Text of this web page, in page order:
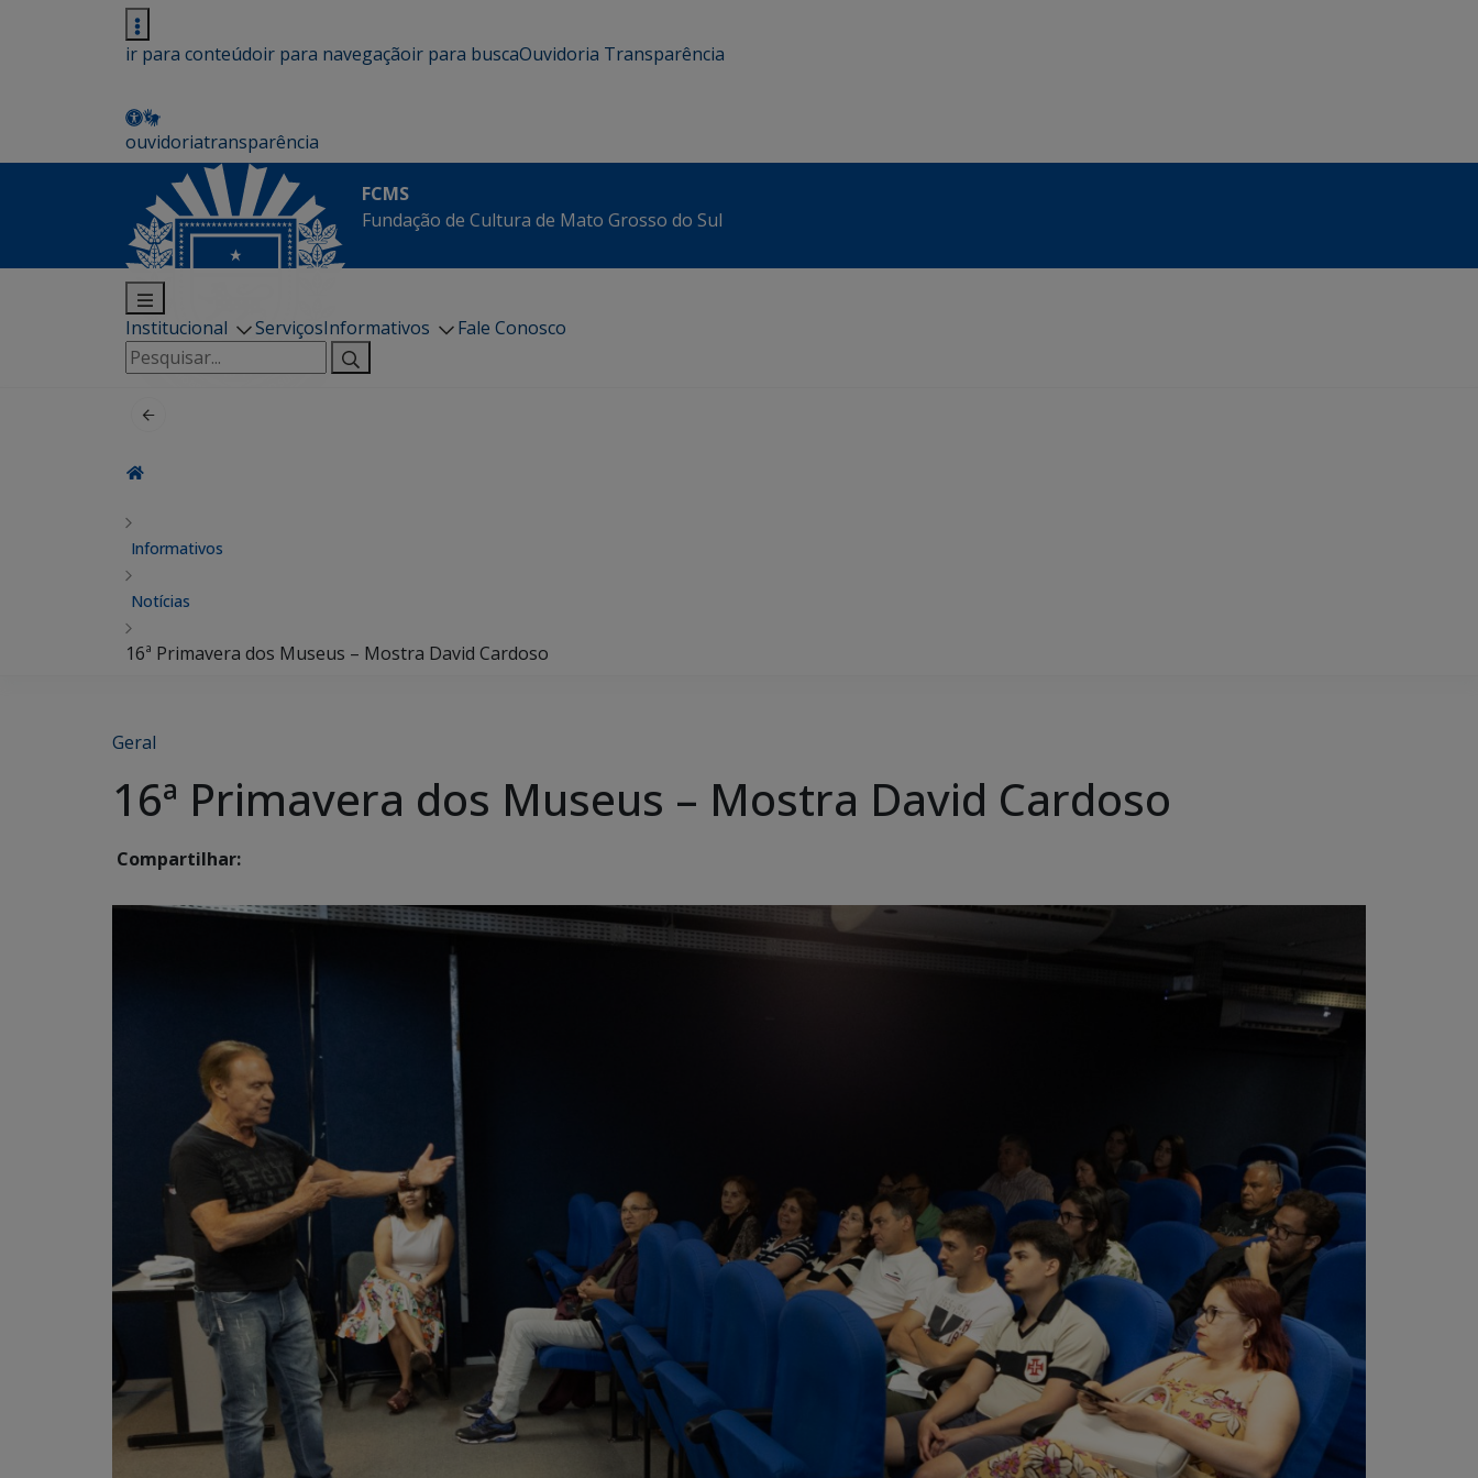
ir para conteúdoir para navegaçãoir para buscaOuvidoria Transparência
ouvidoriatransparência
FCMS
Fundação de Cultura de Mato Grosso do Sul
Institucional ServiçosInformativos
Fale Conosco
Pesquisar
por:
Informativos
Notícias
16ª Primavera dos Museus – Mostra David Cardoso
Geral
16ª Primavera dos Museus – Mostra David Cardoso
Compartilhar: